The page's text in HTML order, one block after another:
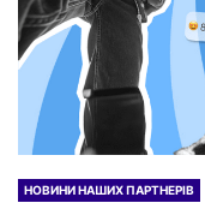
НОВИНИ НАШИХ ПАРТНЕРІВ